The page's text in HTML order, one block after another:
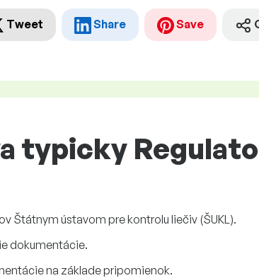
Tweet Share Save
typicky
Štátnym ústavom pre kontrolu liečiv (ŠUKL).
dokumentácie.
na základe pripomienok.